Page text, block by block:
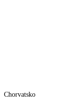
Chorvatsko